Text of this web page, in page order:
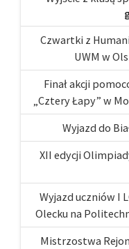
Czwartki z
UWM w
Finał akcji
„Cztery Łapy” w
Wyjazd do
XII edycji
Wyjazd uczniów I
Olecku na
Mistrzostwa